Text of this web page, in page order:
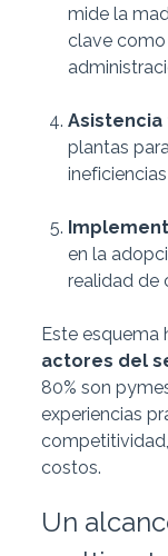
mide la
clave
plantas
en la
realidad de
Este esquema
actores del
80% son
experiencias
costos.
Un